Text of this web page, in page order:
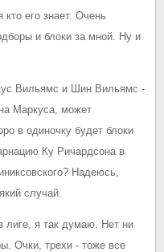
его знает. Очень
и блоки за мной. Ну и
Вильямс и Шин Вильямс -
Маркуса, может
в одиночку будет блоки
Ку Ричардсона в
Надеюсь,
случай.
лиге, я так думаю. Нет ни
Очки, трехи - тоже все